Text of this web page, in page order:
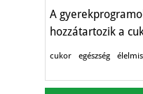
A
hozzátartozik a
cukor egészség